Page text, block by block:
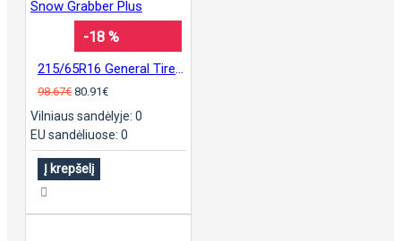
-18 %
215/65R16 General Tire Snow Grabber Plus
98.67€ 80.91€
Vilniaus sandėlyje: 0
EU sandėliuose: 0
Į krepšelį